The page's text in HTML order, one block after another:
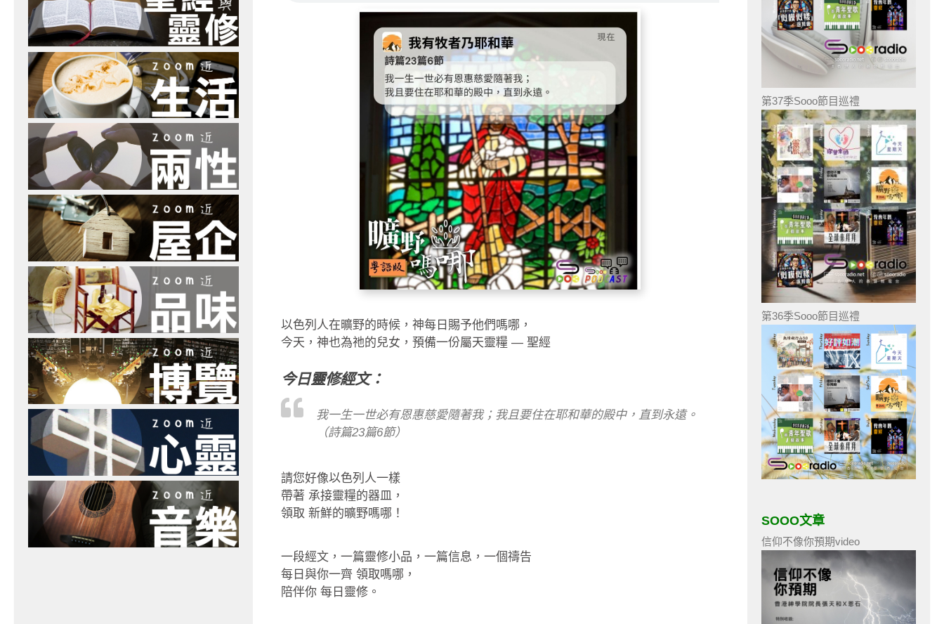
以色列人在曠野的時候，神每日賜予他們嗎哪，
今天，神也為祂的兒女，預備一份屬天靈糧 — 聖經
今日靈修經文：
我一生一世必有恩惠慈愛隨著我；我且要住在耶和華的殿中，直到永遠。
（詩篇23篇6節）
請您好像以色列人一樣
帶著 承接靈糧的器皿，
領取 新鮮的曠野嗎哪！
一段經文，一篇靈修小品，一篇信息，一個禱告
每日與你一齊 領取嗎哪，
陪伴你 每日靈修。
第37季Sooo節目巡禮
第36季Sooo節目巡禮
SOOO文章
信仰不像你預期video